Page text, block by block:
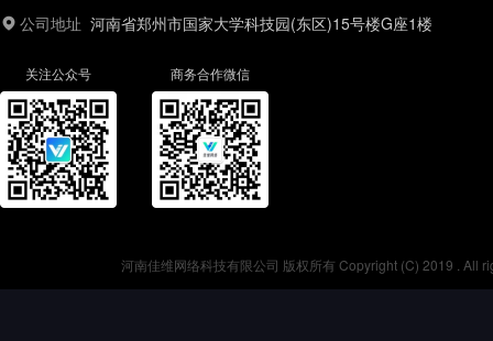
公司地址 河南省郑州市国家大学科技园(东区)15号楼G座1楼
关注公众号 商务合作微信
河南佳维网络科技有限公司 版权所有 Copyright (C) 2019 . All